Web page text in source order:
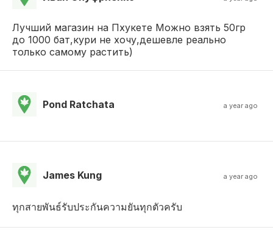
Лучший магазин на Пхукете Можно взять 50гр
до 1000 бат,кури не хочу,дешевле реально
только самому растить)
Pond Ratchata a year ago
James Kung a year ago
ทุกสายพันธ์รับประกันความยันทุกตัวครับ